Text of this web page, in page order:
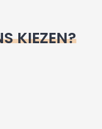
KIEZEN?